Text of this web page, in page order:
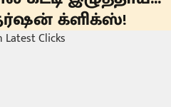
க்ளிக்ஸ்!